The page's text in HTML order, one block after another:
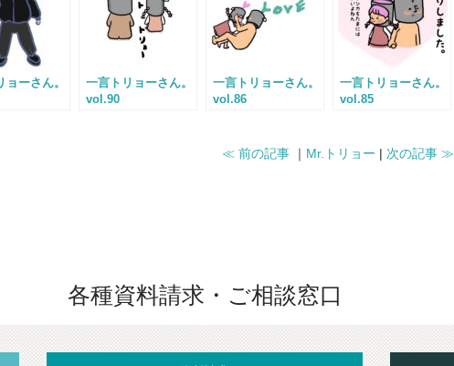
ーさん。
一言トリョーさん。
vol.90
一言トリョーさん。
vol.86
一言トリョーさん。
vol.85
≪ 前の記事 ｜ Mr.トリョー | 次の記事 ≫
各種資料請求・ご相談窓口